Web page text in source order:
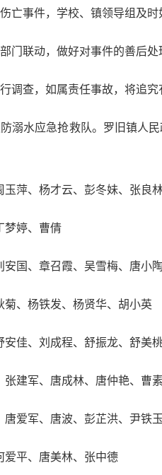
伤亡事件，学校、镇领导组及
门联动，做好对事件的善后处
行调查，如属责任事故，将追
防溺水应急抢救队。罗旧镇
玉萍、杨才云、彭冬妹、张良
梦婷、曹倩
安国、章召霞、吴雪梅、唐小
菊、杨铁发、杨贤华、胡小英
安佳、刘成程、舒振龙、舒美
张建军、唐成林、唐仲艳、曹
唐爱军、唐波、彭芷洪、尹铁
爱平、唐美林、张中德